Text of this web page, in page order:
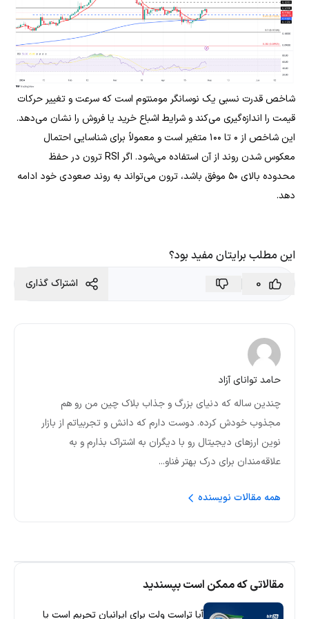
شاخص قدرت نسبی یک نوسانگر مومنتوم است که سرعت و تغییر حرکات
قیمت را اندازه‌گیری می‌کند و شرایط اشباع خرید یا فروش را نشان می‌دهد.
این شاخص از ۰ تا ۱۰۰ متغیر است و معمولاً برای شناسایی احتمال
معکوس شدن روند از آن استفاده می‌شود. اگر RSI ترون در حفظ
محدوده بالای ۵۰ موفق باشد، ترون می‌تواند به روند صعودی خود ادامه
دهد.
این مطلب برایتان مفید بود؟
0
اشتراک گذاری
حامد توانای آزاد
چندین ساله که دنیای بزرگ و جذاب بلاک چین من رو هم
مجذوب خودش کرده. دوست دارم که دانش و تجربیاتم از بازار
نوین ارز‌های دیجیتال رو با دیگران به اشتراک بذارم و به
علاقه‌مندان برای درک بهتر فناو...
همه مقالات نویسنده
مقالاتی که ممکن است بپسندید
آیا تراست ولت برای ایرانیان تحریم است یا